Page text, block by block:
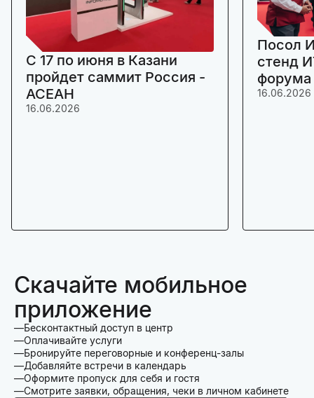
C 17 по июня в Казани
пройдет саммит Россия -
АСЕАН
16.06.2026
Посол
стенд
16.06.2026
Скачайте мобильное
приложение
Бесконтактный доступ в центр
Оплачивайте услуги
Бронируйте переговорные и конференц-залы
Добавляйте встречи в календарь
Оформите пропуск для себя и гостя
Смотрите заявки, обращения, чеки в личном кабинете